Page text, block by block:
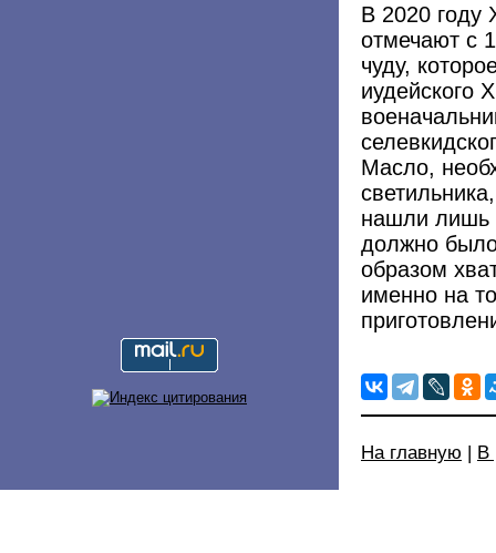
В 2020 году
отмечают с
чуду,
иудейского
Масло,
нашли лишь
должно было
образом
именно на
На главную В